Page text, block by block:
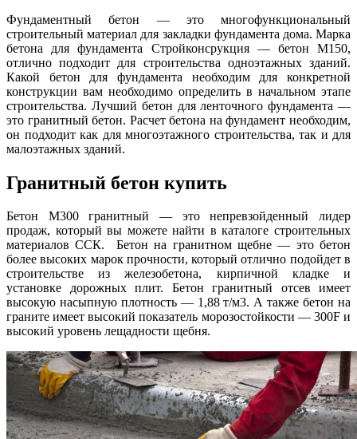
Фундаментный бетон — это многофункциональный
строительный материал для закладки фундамента дома. Марка
бетона для фундамента Стройконсрукция — бетон М150,
отлично подходит для строительства одноэтажных зданий.
Какой бетон для фундамента необходим для конкретной
конструкции вам необходимо определить в начальном этапе
строительства. Лучший бетон для ленточного фундамента —
это гранитный бетон. Расчет бетона на фундамент необходим,
он подходит как для многоэтажного строительства, так и для
малоэтажных зданий.
Гранитный бетон купить
Бетон М300 гранитный — это непревзойденный лидер
продаж, который вы можете найти в каталоге строительных
материалов ССК. Бетон на гранитном щебне — это бетон
более высоких марок прочности, который отлично подойдет в
строительстве из железобетона, кирпичной кладке и
установке дорожных плит. Бетон гранитный отсев имеет
высокую насыпную плотность — 1,88 т/м3. А также бетон на
граните имеет высокий показатель морозостойкости — 300F и
высокий уровень лещадности щебня.